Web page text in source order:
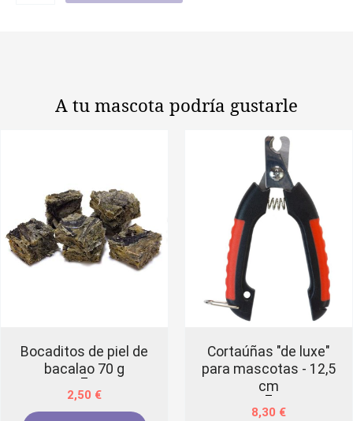
A tu mascota podría gustarle
Bocaditos de piel de
bacalao 70 g
2,50 €
Cortaúñas "de luxe"
para mascotas - 12,5
cm
8,30 €